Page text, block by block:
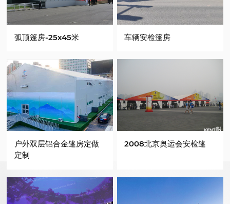
弧顶篷房-25x45米 车辆安检篷房
户外双层铝合金篷房定做
定制
2008北京奥运会安检篷